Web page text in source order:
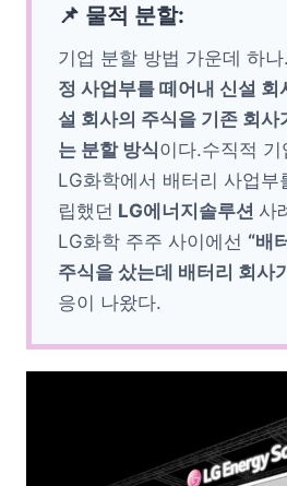
📌 물적 분할:
기업 분할 방법 가운데 하나.
정 사업부를 떼어내 신설 회
설 회사의 주식을 기존 회
는 분할 방식이다.수직적
LG화학에서 배터리 사업부
립했던 LG에너지솔루션 사
LG화학 주주 사이에선 “배
주식을 샀는데 배터리 회사
응이 나왔다.